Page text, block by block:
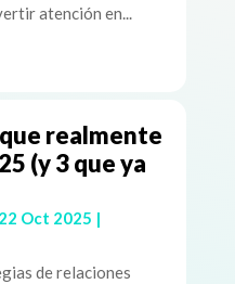
atención en...
realmente
(y 3 que ya
22 Oct 2025 |
de relaciones